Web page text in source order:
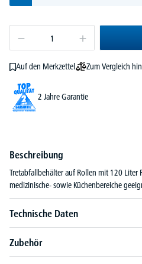
Auf den Merkzettel Zum Vergleich
2 Jahre Garantie
Beschreibung
Tretabfallbehälter auf Rollen mit 120 Liter
medizinische- sowie Küchenbereiche
Technische Daten
Zubehör